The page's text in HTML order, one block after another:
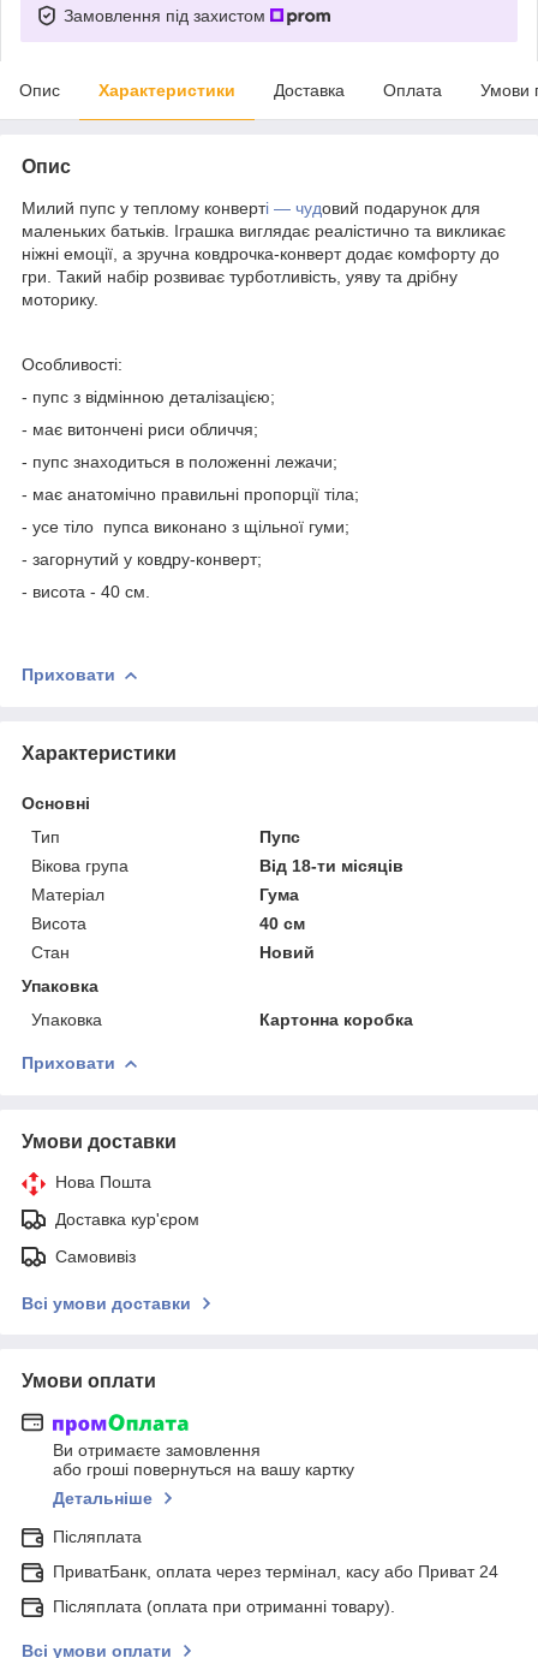
Замовлення під захистом
Опис Характеристики Доставка Оплата Умови
Опис
Милий пупс у теплому конверті — чудовий подарунок для
маленьких батьків. Іграшка виглядає реалістично та викликає
ніжні емоції, а зручна ковдрочка-конверт додає комфорту до
гри. Такий набір розвиває турботливість, уяву та дрібну
моторику.
Особливості:
- пупс з відмінною деталізацією;
- має витончені риси обличчя;
- пупс знаходиться в положенні лежачи;
- має анатомічно правильні пропорції тіла;
- усе тіло пупса виконано з щільної гуми;
- загорнутий у ковдру-конверт;
- висота - 40 см.
Приховати
Характеристики
Основні
Тип
Пупс
Вікова група
Від 18-ти місяців
Матеріал
Гума
Висота
40 см
Стан
Новий
Упаковка
Упаковка
Картонна коробка
Приховати
Умови доставки
Нова Пошта
Доставка кур'єром
Самовивіз
Всі умови доставки
Умови оплати
Ви отримаєте замовлення
або гроші повернуться на вашу картку
Детальніше
Післяплата
ПриватБанк, оплата через термінал, касу або Приват 24
Післяплата (оплата при отриманні товару).
Всі умови оплати